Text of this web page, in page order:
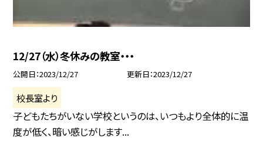
12/27（水）冬休みの教室・・・
公開日 2023/12/27 更新日 2023/12/27
校長室より
子どもたちがいない学校というのは、いつもより全体的に温
度が低く、暗い感じがします...